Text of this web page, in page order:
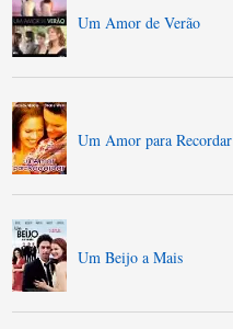
Um Amor de Verão
Um Amor para Recordar
Um Beijo a Mais